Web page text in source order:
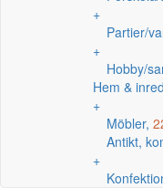
+
Partier/
+
Hobby/
Hem &
+
Möbler,
Antikt,
+